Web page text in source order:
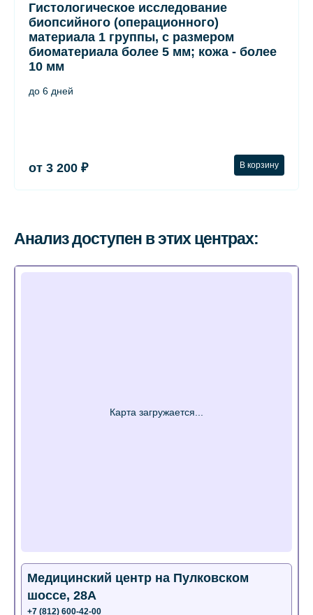
Гистологическое исследование
биопсийного (операционного)
материала 1 группы, с размером
биоматериала более 5 мм; кожа - более
10 мм
до 6 дней
от 3 200 ₽ В корзину
Анализ доступен в этих центрах:
Медицинский центр на Пулковском
шоссе, 28А
+7 (812) 600-42-00